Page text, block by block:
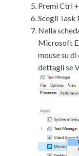
Premi Ctrl
Scegli Task
Nella
Microsoft
mouse su
dettagli se